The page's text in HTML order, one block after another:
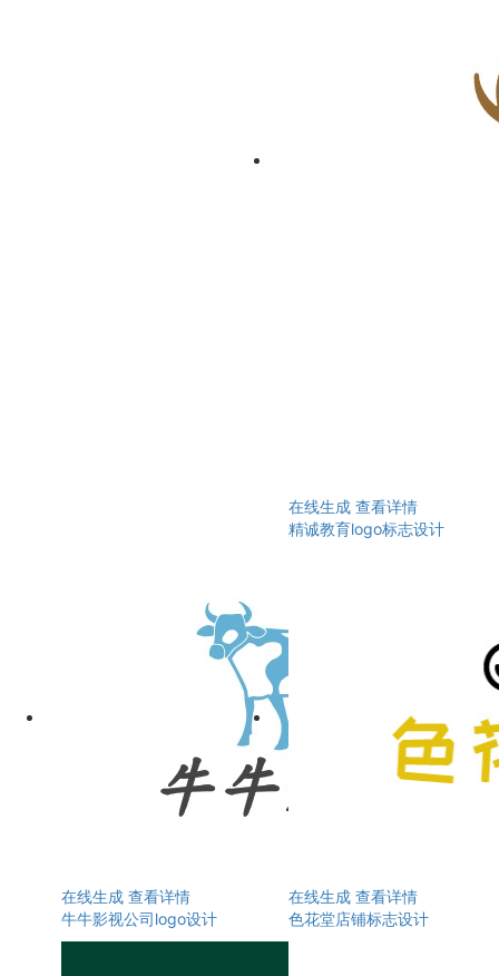
在线生成 查看详情
精诚教育logo标志设计
在线生成 查看详情
牛牛影视公司logo设计
在线生成 查看详情
色花堂店铺标志设计